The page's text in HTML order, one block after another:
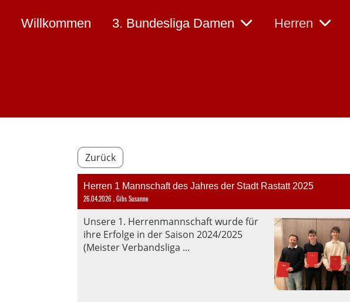
Willkommen 3. Bundesliga Damen Herren
Zurück
Herren 1 Mannschaft des Jahres der Stadt Rastatt 2025
26.04.2026 , Gibs Susanne
Unsere 1. Herrenmannschaft wurde für
ihre Erfolge in der Saison 2024/2025
(Meister Verbandsliga ...